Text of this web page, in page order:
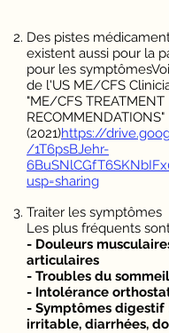
Des pistes
existent aussi pour la
pour les symptômes
de l'US ME/CFS
"ME/CFS TREATMENT
RECOMMENDATIONS"
(2021)https://
/1T6psBJehr-
usp=sharing
Traiter les symptômes
Les plus fréquents
- Douleurs
articulaires
- Troubles du
- Intolérance
- Symptômes digestif
irritable, diarrhées,